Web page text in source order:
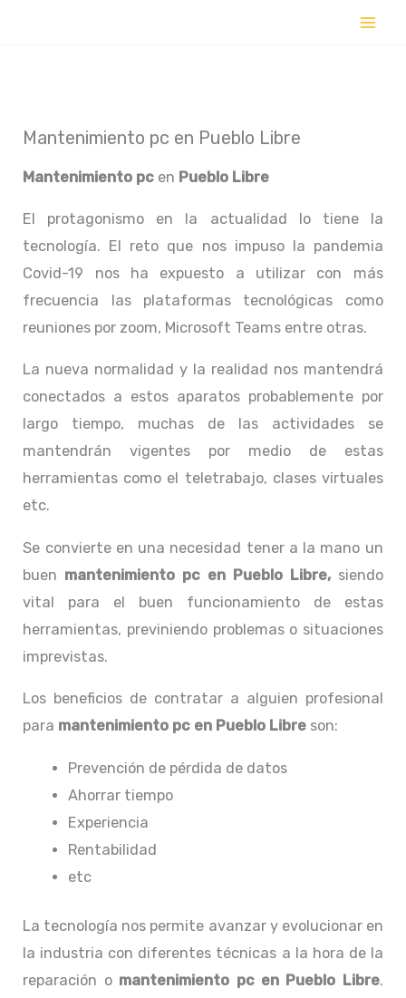
Mantenimiento pc en Pueblo Libre
Mantenimiento pc en Pueblo Libre
El protagonismo en la actualidad lo tiene la
tecnología. El reto que nos impuso la pandemia
Covid-19 nos ha expuesto a utilizar con más
frecuencia las plataformas tecnológicas como
reuniones por zoom, Microsoft Teams entre otras.
La nueva normalidad y la realidad nos mantendrá
conectados a estos aparatos probablemente por
largo tiempo, muchas de las actividades se
mantendrán vigentes por medio de estas
herramientas como el teletrabajo, clases virtuales
etc.
Se convierte en una necesidad tener a la mano un
buen mantenimiento pc en Pueblo Libre, siendo
vital para el buen funcionamiento de estas
herramientas, previniendo problemas o situaciones
imprevistas.
Los beneficios de contratar a alguien profesional
para mantenimiento pc en Pueblo Libre son:
Prevención de pérdida de datos
Ahorrar tiempo
Experiencia
Rentabilidad
etc
La tecnología nos permite avanzar y evolucionar en
la industria con diferentes técnicas a la hora de la
reparación o mantenimiento pc en Pueblo Libre.